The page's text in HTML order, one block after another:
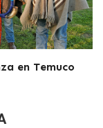
en Temuco